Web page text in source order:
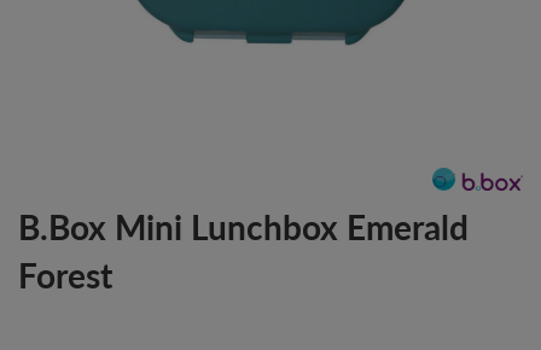
B.Box Mini Lunchbox Emerald
Forest